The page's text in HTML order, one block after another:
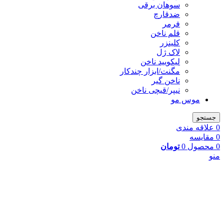
سوهان برقی
ضدقارچ
فرمر
قلم ناخن
کلینزر
لاک ژل
لیکوييد ناخن
مگنت/ابزار چندکار
ناخن گیر
نیپر/قیچی ناخن
موس مو
جستجو
0 علاقه مندی
0 مقایسه
0 محصول 0 تومان
منو